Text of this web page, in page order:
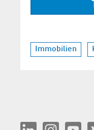
Immobilien